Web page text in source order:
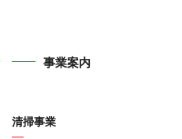
事業案内
清掃事業